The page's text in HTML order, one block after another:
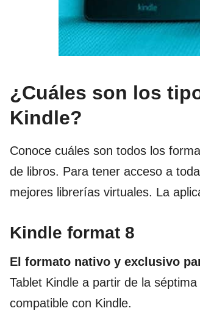
¿Cuáles son los
Kindle?
Conoce cuáles son todos los
de libros. Para tener acceso a
mejores librerías virtuales. La
Kindle format 8
El formato nativo y exclusivo
Tablet Kindle a partir de la
compatible con Kindle.